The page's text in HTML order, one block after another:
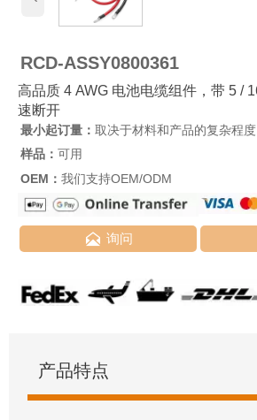
RCD-ASSY0800361
高品质 4 AWG 电池电缆组件，带 5 /
速断开
最小起订量： 取决于材料和产品的复杂程
样品： 可用
OEM： 我们支持OEM/ODM
 询问
产品特点